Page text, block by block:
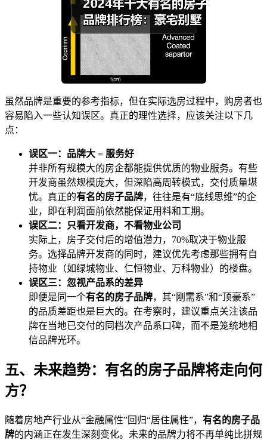
虽然品牌是重要的参考指标，但在实际选房过程中，购房者也
容易陷入一些认知误区。真正的理性选择，应该关注以下几
点：
误区一：品牌大 = 服务好
并非所有规模大的房企都能提供优质的物业服务。有些
开发商虽然规模庞大，但深陷高周转模式，交付质量堪
忧。真正的有名的房子品牌，往往是有“底线思维”的企
业，即在利润面前依然能保证用料和工期。
误区二：只看开发商，不看物业公司
实际上，房子交付后的增值潜力，70%取决于物业服
务。选择品牌开发商的同时，建议优先考虑那些拥有自
持物业（如绿城物业、仁恒物业、万科物业）的楼盘。
误区三：忽视产品系的差异
即便是同一个有名的房子品牌，其“刚需系”和“顶豪系”
的品质差距也是巨大的。在考察时，建议重点关注该品
牌在当地已交付的同档次产品系口碑，而不是笼统地相
信品牌光环。
五、未来趋势：有名的房子品牌将走向何
方？
随着房地产行业从“金融属性”回归“居住属性”， 有名的房子品
牌的内涵正在发生深刻变化。未来的品牌力将不再单纯比拼规